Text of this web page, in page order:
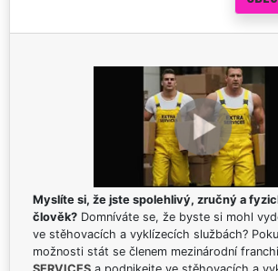
Myslíte si, že jste spolehlivý, zručný a
člověk? Domníváte se, že byste si mohl
ve stěhovacích a vyklízecích službách?
možnosti stát se členem mezinárodní